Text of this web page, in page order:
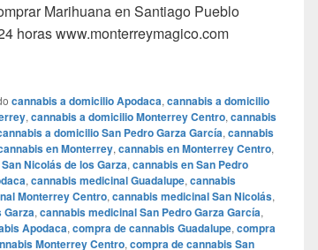
Marihuana en Santiago Pueblo
horas www.monterreymagico.com
en Santiago Pueblo Magico Nuevo Leon en
cannabis a domicilio Apodaca, cannabis a domicilio
, cannabis a domicilio Monterrey Centro, cannabis
a domicilio San Pedro Garza García, cannabis
en Monterrey, cannabis en Monterrey Centro,
Nicolás de los Garza, cannabis en San Pedro
, cannabis medicinal Guadalupe, cannabis
Monterrey Centro, cannabis medicinal San Nicolás,
Garza, cannabis medicinal San Pedro Garza García,
Apodaca, compra de cannabis Guadalupe, compra
Monterrey Centro, compra de cannabis San